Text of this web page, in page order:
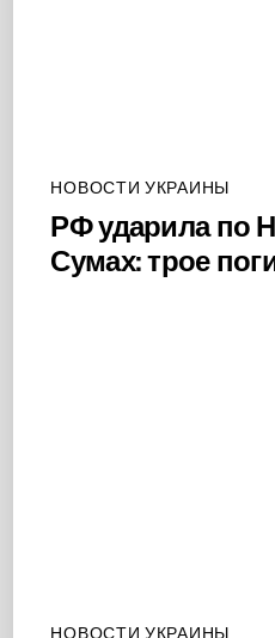
НОВОСТИ УКРАИНЫ
РФ ударила по
Сумах: трое
НОВОСТИ УКРАИНЫ